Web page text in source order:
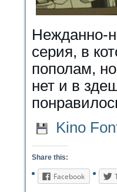
Нежданно-
серия, в
пополам,
нет и в
Kino
Share this:
Facebook